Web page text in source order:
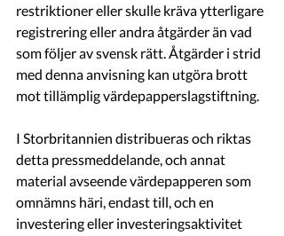
restriktioner eller skulle kräva ytterligare
registrering eller andra åtgärder än vad
som följer av svensk rätt. Åtgärder i strid
med denna anvisning kan utgöra brott
mot tillämplig värdepapperslagstiftning.
I Storbritannien distribueras och riktas
detta pressmeddelande, och annat
material avseende värdepapperen som
omnämns häri, endast till, och en
investering eller investeringsaktivitet